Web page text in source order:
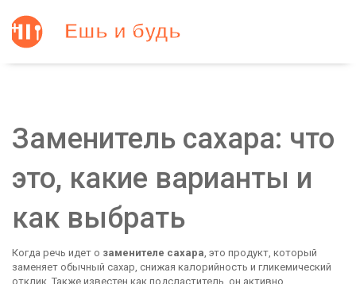
Заменитель сахара: что
это, какие варианты и
как выбрать
Когда речь идет о заменителе сахара, это продукт, который
заменяет обычный сахар, снижая калорийность и гликемический
отклик. Также известен как подсластитель, он активно